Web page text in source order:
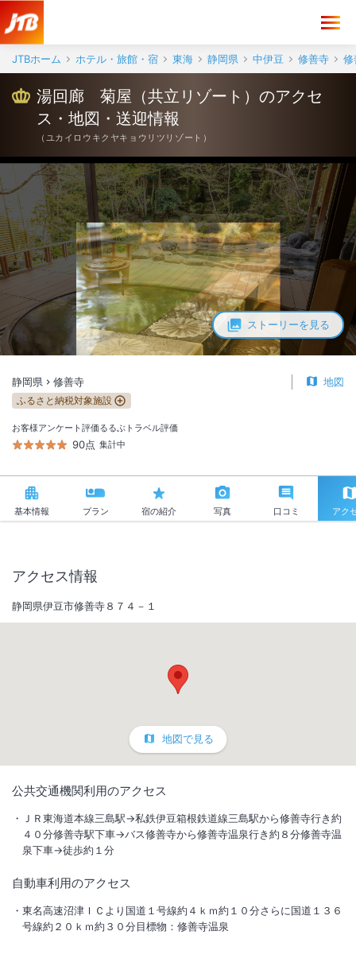
JTBホーム ホテル・旅館・宿 東海 静岡県 中伊豆 修善寺 修
ストーリーを見る
湯回廊 菊屋（共立リゾート）のアクセ
ス・地図・送迎情報
（ ユカイロウキクヤキョウリツリゾート ）
静岡県 修善寺 地図
ふるさと納税対象施設
お客様アンケート評価
90点
るるぶトラベル評価
集計中
基本情報 プラン 宿の紹介 写真 口コミ アク
明治の文豪が滞在したお部屋など、時代で建築様式の異なる時空間が広
客室は露天風呂付の「離れ/草庵」をはじめ、昔ながらの「本館和
室」、2021年オープンした半露天風呂付の「別邸/水の語り部」と専用
の庭に面した「新館/風の語り部」など、お客様のご要望に応えるお部
アクセス情報
静岡県伊豆市修善寺８７４－１
地図で見る
公共交通機関利用のアクセス
ＪＲ東海道本線三島駅→私鉄伊豆箱根鉄道線三島駅から修善寺行き約
４０分修善寺駅下車→バス修善寺から修善寺温泉行き約８分修善寺温
泉下車→徒歩約１分
自動車利用のアクセス
東名高速沼津ＩＣより国道１号線約４ｋｍ約１０分さらに国道１３６
号線約２０ｋｍ約３０分目標物：修善寺温泉